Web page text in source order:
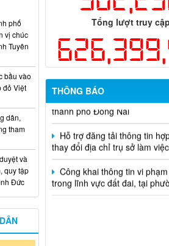
Tổng lượt truy cập
THÔNG BÁO
dụng ngân sách nhà nước đặt
hiện năm 2026 (đợt 1) lần 3
Kế hoạch Thông tin, tuyên
khai Kế hoạch Khám sức khỏe
hoặc khám sàng lọc miễn phí
thành phố Đồng Nai
Hỗ trợ đăng tải thông tin hợp
thay đổi địa chỉ trụ sở làm việc
Công khai thông tin vi phạm
trong lĩnh vực đất đai, tại
phố
vị chúc
Tuyên
bầu vào
đỏ Việt
dân,
tham
và
quy tập
Đức